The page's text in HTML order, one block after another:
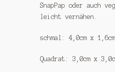
SnapPap oder auch
leicht vernähen.
schmal: 4,0cm
Quadrat: 3,0cm